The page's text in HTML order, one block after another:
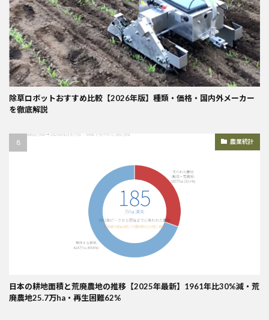
除草ロボットおすすめ比較【2026年版】種類・価格・国内外メーカー
を徹底解説
農業統計
日本の耕地面積と荒廃農地の推移【2025年最新】1961年比30%減・荒
廃農地25.7万ha・再生困難62%